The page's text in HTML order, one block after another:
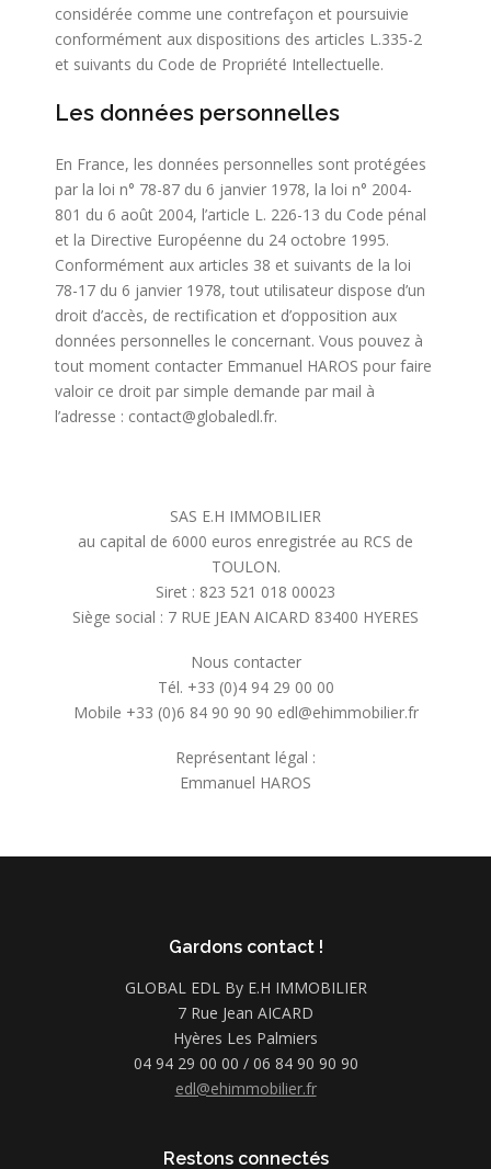
considérée comme une contrefaçon et poursuivie
conformément aux dispositions des articles L.335-2
et suivants du Code de Propriété Intellectuelle.
Les données personnelles
En France, les données personnelles sont protégées
par la loi n° 78-87 du 6 janvier 1978, la loi n° 2004-
801 du 6 août 2004, l’article L. 226-13 du Code pénal
et la Directive Européenne du 24 octobre 1995.
Conformément aux articles 38 et suivants de la loi
78-17 du 6 janvier 1978, tout utilisateur dispose d’un
droit d’accès, de rectification et d’opposition aux
données personnelles le concernant. Vous pouvez à
tout moment contacter Emmanuel HAROS pour faire
valoir ce droit par simple demande par mail à
l’adresse : contact@globaledl.fr.
SAS E.H IMMOBILIER
au capital de 6000 euros enregistrée au RCS de
TOULON.
Siret : 823 521 018 00023
Siège social : 7 RUE JEAN AICARD 83400 HYERES
Nous contacter
Tél. +33 (0)4 94 29 00 00
Mobile +33 (0)6 84 90 90 90 edl@ehimmobilier.fr
Représentant légal :
Emmanuel HAROS
Gardons contact !
GLOBAL EDL By E.H IMMOBILIER
7 Rue Jean AICARD
Hyères Les Palmiers
04 94 29 00 00 / 06 84 90 90 90
edl@ehimmobilier.fr
Restons connectés